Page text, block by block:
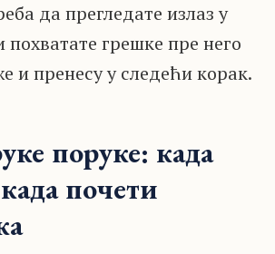
да прегледате излаз у
похватате грешке пре него
и пренесу у следећи корак.
поруке: када
почети